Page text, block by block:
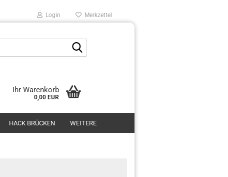
Login Merkzettel
Ihr Warenkorb
0,00 EUR
HACK BRÜCKEN WEITERE